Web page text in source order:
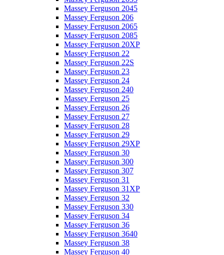
Massey Ferguson 2045
Massey Ferguson 206
Massey Ferguson 2065
Massey Ferguson 2085
Massey Ferguson 20XP
Massey Ferguson 22
Massey Ferguson 22S
Massey Ferguson 23
Massey Ferguson 24
Massey Ferguson 240
Massey Ferguson 25
Massey Ferguson 26
Massey Ferguson 27
Massey Ferguson 28
Massey Ferguson 29
Massey Ferguson 29XP
Massey Ferguson 30
Massey Ferguson 300
Massey Ferguson 307
Massey Ferguson 31
Massey Ferguson 31XP
Massey Ferguson 32
Massey Ferguson 330
Massey Ferguson 34
Massey Ferguson 36
Massey Ferguson 3640
Massey Ferguson 38
Massey Ferguson 40